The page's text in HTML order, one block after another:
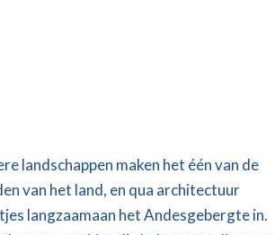
landschappen maken het één van de
van het land, en qua architectuur
langzaamaan het Andesgebergte in.